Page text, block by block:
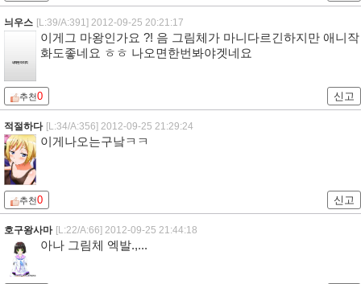
늬우스 [L:39/A:391] 2012-09-25 20:21:17
이게그 마왕인가요 ?! 음 그림체가 마니다르긴하지만 애니작
화도좋네요 ㅎㅎ 나오면한번봐야겟네요
추천0 신고
적절하다 [L:34/A:356] 2012-09-25 21:29:24
이게나오는구낰ㅋㅋ
추천0 신고
호구왕사마 [L:22/A:66] 2012-09-25 21:44:18
아나 그림체 엑발.,...